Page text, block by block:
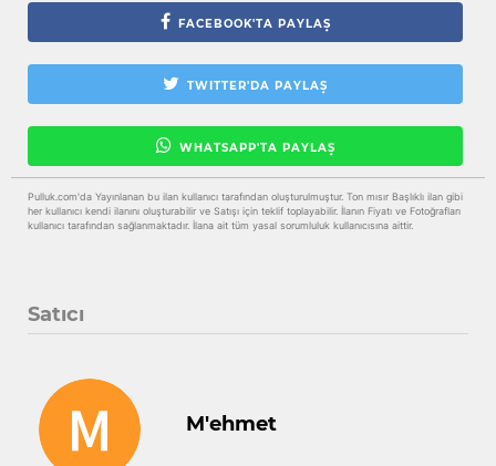
FACEBOOK'TA PAYLAŞ
TWITTER'DA PAYLAŞ
WHATSAPP'TA PAYLAŞ
Pulluk.com'da Yayınlanan bu ilan kullanıcı tarafından oluşturulmuştur. Ton mısır Başlıklı ilan gibi
her kullanıcı kendi ilanını oluşturabilir ve Satışı için teklif toplayabilir. İlanın Fiyatı ve Fotoğrafları
kullanıcı tarafından sağlanmaktadır. İlana ait tüm yasal sorumluluk kullanıcısına aittir.
Satıcı
M'ehmet